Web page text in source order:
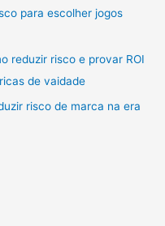
para escolher jogos
reduzir risco e provar ROI
de vaidade
risco de marca na era